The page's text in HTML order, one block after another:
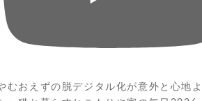
むおえずの脱デジタル化が意外と心地